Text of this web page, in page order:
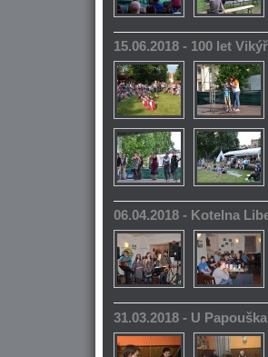
15.06.2018 - 100 let
06.04.2018 - Kotelna
31.03.2018 - U